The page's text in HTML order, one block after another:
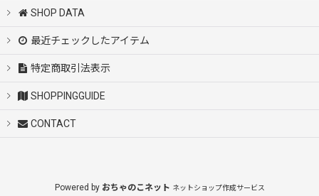
SHOP DATA
最近チェックしたアイテム
特定商取引法表示
SHOPPINGGUIDE
CONTACT
Powered by おちゃのこネット ネットショップ作成サービス